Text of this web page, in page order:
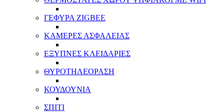
ΓΕΦΥΡΑ ZIGBEE
ΚΑΜΕΡΕΣ ΑΣΦΑΛΕΙΑΣ
ΕΞΥΠΝΕΣ ΚΛΕΙΔΑΡΙΕΣ
ΘΥΡΟΤΗΛΕΟΡΑΣΗ
ΚΟΥΔΟΥΝΙΑ
ΣΠΙΤΙ